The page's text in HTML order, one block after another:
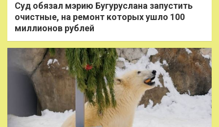
Суд обязал мэрию Бугуруслана запустить
очистные, на ремонт которых ушло 100
миллионов рублей